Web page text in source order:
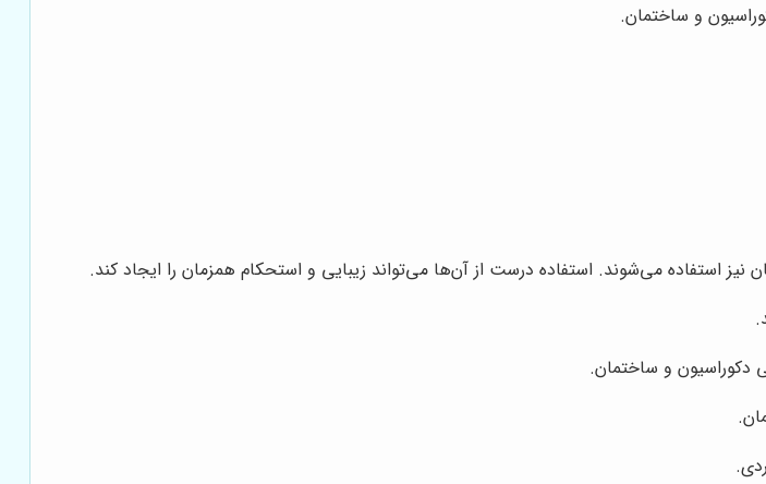
و ساختمان.
استفاده می‌شوند. استفاده درست از آن‌ها می‌تواند زیبایی و استحکام همزمان را ایجاد کند.
دکوراسیون و ساختمان.